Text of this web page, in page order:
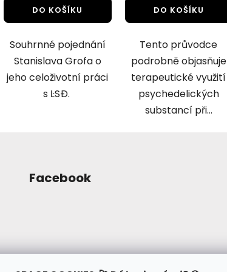
DO KOŠÍKU
Souhrnné pojednání
Stanislava Grofa o
jeho celoživotní práci
s ĿSÐ.
DO KOŠÍKU
Tento průvodce
podrobně objasňuje
terapeutické využití
psychedelických
substancí při...
Facebook